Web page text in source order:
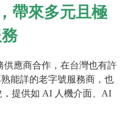
帶來多元且極
供應商合作，在台灣也有許
能詳的老字號服務商，也
提供如 AI 人機介面、AI